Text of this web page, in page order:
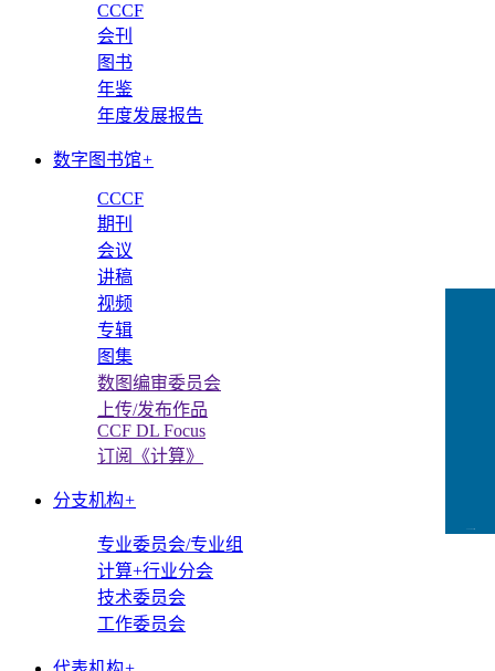
CCCF
会刊
图书
年鉴
年度发展报告
数字图书馆+
CCCF
期刊
会议
讲稿
视频
专辑
图集
数图编审委员会
上传/发布作品
CCF DL Focus
订阅《计算》
分支机构+
专业委员会/专业组
计算+行业分会
技术委员会
工作委员会